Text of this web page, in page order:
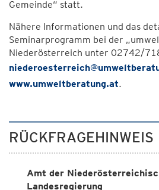
Gemeinde“ statt.
Nähere Informationen und das
Seminarprogramm bei der
Niederösterreich unter 02742/
www.umweltberatung.at.
RÜCKFRAGEHINWEIS
Amt der
Landesregierung